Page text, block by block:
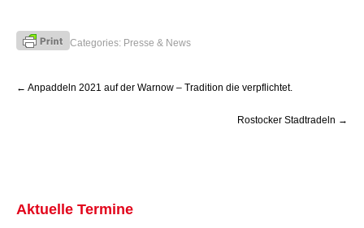
Categories: Presse & News
navigation
← Anpaddeln 2021 auf der Warnow – Tradition die verpflichtet.
Rostocker Stadtradeln →
Aktuelle Termine